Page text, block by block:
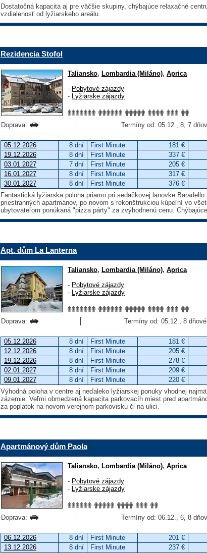
Dostatočná kapacita aj pre väčšie skupiny, chýbajúce relaxačné
vzdialenosť od lyžiarskeho areálu.
Rezidencia Stofol
Taliansko, Lombardia (Miláno), Aprica
- Pobytové zájazdy
- Lyžiarske zájazdy
Doprava:
Termíny od: 05.12., 8, 7
05.12.2026 8 dní First Minute 181 €
19.12.2026
8 dní First Minute 337 €
03.01.2027
7 dní First Minute 205 €
16.01.2027
8 dní First Minute 317 €
30.01.2027
8 dní First Minute 376 €
Fantastická lyžiarska poloha priamo pri sedačkovej lanovke
priestranných apartmánov, po novom s rekonštrukciou kúpeľní vo
ubytovateľom ponúkaná "pizza párty" za zvýhodnenú cenu.
Apt. dům La Lanterna
Taliansko, Lombardia (Miláno), Aprica
- Pobytové zájazdy
- Lyžiarske zájazdy
Doprava:
Termíny od: 05.12., 8 dňové
05.12.2026 8 dní First Minute 181 €
12.12.2026
8 dní First Minute 205 €
19.12.2026
8 dní First Minute 278 €
02.01.2027
8 dní First Minute 209 €
09.01.2027
8 dní First Minute 220 €
Výhodná poloha v centre aj neďaleko lyžiarskej ponuky vhodnej
zázemie. Veľmi obmedzená kapacita parkovacíh miest pred
za poplatok na novom verejnom parkovisku či na ulici.
Apartmánový dům Paola
Taliansko, Lombardia (Miláno), Aprica
- Pobytové zájazdy
- Lyžiarske zájazdy
Doprava:
Termíny od: 06.12., 6, 8
06.12.2026 8 dní First Minute 201 €
13.12.2026
8 dní First Minute 237 €